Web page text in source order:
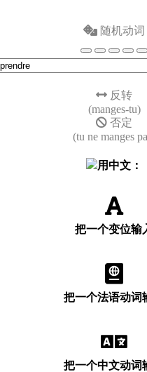
随机动词
反转
(manges-tu)
否定
(tu ne manges
用中文：
把一个变位输
把一个法语动词
把一个中文动词